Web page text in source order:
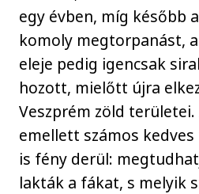
egy évben, míg később
komoly megtorpanást,
eleje pedig igencsak
hozott, mielőtt újra
Veszprém zöld
emellett számos
is fény derül:
lakták a fákat, s melyik